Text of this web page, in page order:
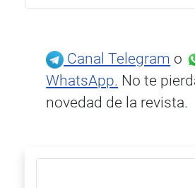
Canal Telegram o
WhatsApp. No te
novedad de la revista.